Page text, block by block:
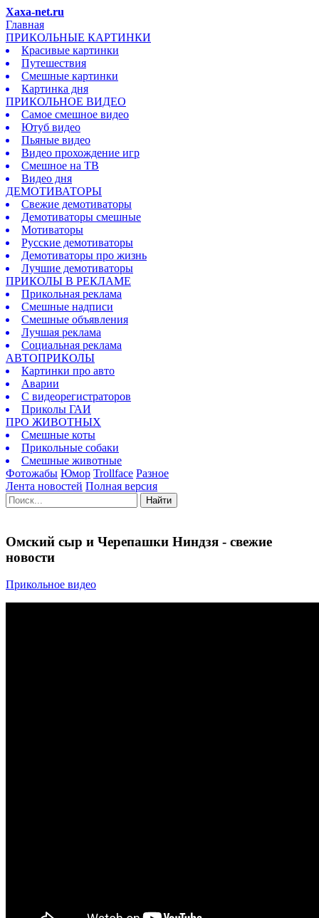
Xaxa-net.ru
Главная
ПРИКОЛЬНЫЕ КАРТИНКИ
Красивые картинки
Путешествия
Смешные картинки
Картинка дня
ПРИКОЛЬНОЕ ВИДЕО
Самое смешное видео
Ютуб видео
Пьяные видео
Видео прохождение игр
Смешное на ТВ
Видео дня
ДЕМОТИВАТОРЫ
Свежие демотиваторы
Демотиваторы смешные
Мотиваторы
Русские демотиваторы
Демотиваторы про жизнь
Лучшие демотиваторы
ПРИКОЛЫ В РЕКЛАМЕ
Прикольная реклама
Смешные надписи
Смешные объявления
Лучшая реклама
Социальная реклама
АВТОПРИКОЛЫ
Картинки про авто
Аварии
С видеорегистраторов
Приколы ГАИ
ПРО ЖИВОТНЫХ
Смешные коты
Прикольные собаки
Смешные животные
Фотожабы Юмор Trollface Разное
Лента новостей Полная версия
Найти
Омский сыр и Черепашки Ниндзя - свежие
новости
Прикольное видео